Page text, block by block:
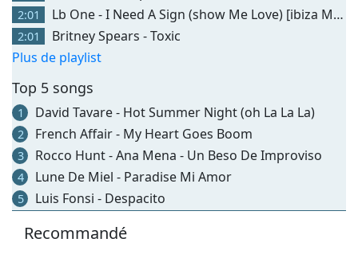
2:01 Lb One - I Need A Sign (show Me Love) [ibiza Mix]-
2:01
Britney Spears - Toxic
Plus de playlist
Top 5 songs
1 David Tavare - Hot Summer Night (oh La La La)
2 French Affair - My Heart Goes Boom
3 Rocco Hunt - Ana Mena - Un Beso De Improviso
4 Lune De Miel - Paradise Mi Amor
5 Luis Fonsi - Despacito
Recommandé